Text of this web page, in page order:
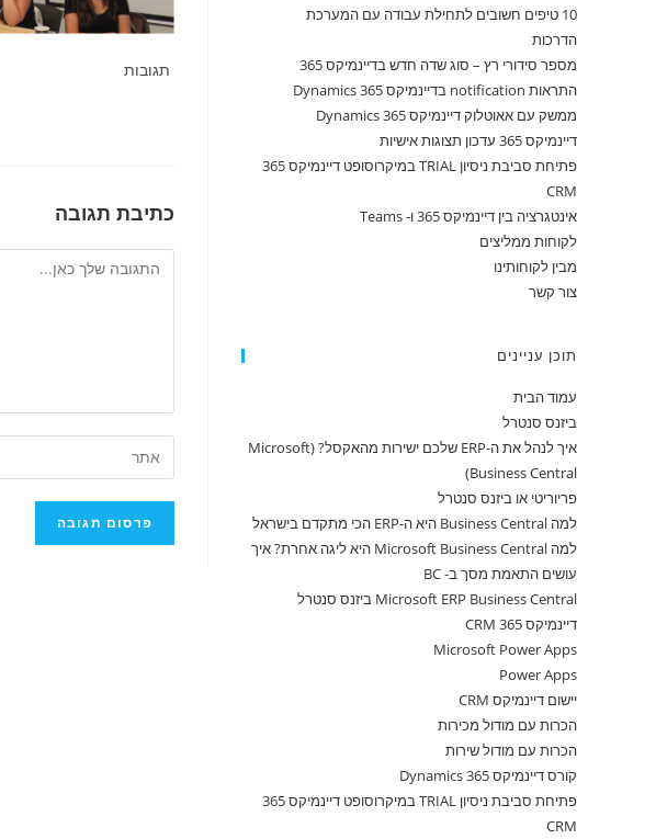
תגובות
כתיבת תגובה
10 טיפים חשובים לתחילת עבודה עם המערכת
הדרכות
מספר סידורי רץ – סוג שדה חדש בדיינמיקס 365
התראות notification בדיינמיקס 365 Dynamics
ממשק עם אאוטלוק דיינמיקס 365 Dynamics
דיינמיקס 365 עדכון תצוגות אישיות
פתיחת סביבת ניסיון TRIAL במיקרוסופט דיינמיקס 365
CRM
אינטגרציה בין דיינמיקס 365 ו- Teams
לקוחות ממליצים
מבין לקוחותינו
צור קשר
תוכן עניינים
עמוד הבית
ביזנס סנטרל
איך לנהל את ה-ERP שלכם ישירות מהאקסל? (Microsoft
Business Central)
פריוריטי או ביזנס סנטרל
למה Business Central היא ה-ERP הכי מתקדם בישראל
למה Microsoft Business Central היא ליגה אחרת? איך
עושים התאמת מסך ב- BC
Microsoft ERP Business Central ביזנס סנטרל
דיינמיקס 365 CRM
Microsoft Power Apps
Power Apps
יישום דיינמיקס CRM
הכרות עם מודול מכירות
הכרות עם מודול שירות
קורס דיינמיקס 365 Dynamics
פתיחת סביבת ניסיון TRIAL במיקרוסופט דיינמיקס 365
CRM